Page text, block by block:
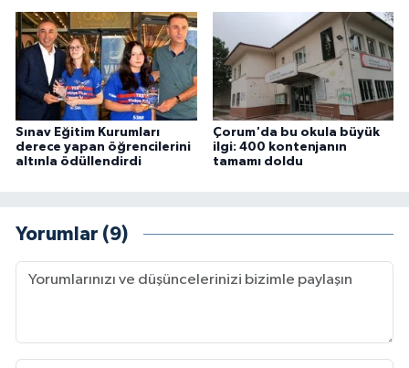
Sınav Eğitim Kurumları
derece yapan öğrencilerini
altınla ödüllendirdi
Çorum'da bu okula büyük
ilgi: 400 kontenjanın
tamamı doldu
Yorumlar (9)